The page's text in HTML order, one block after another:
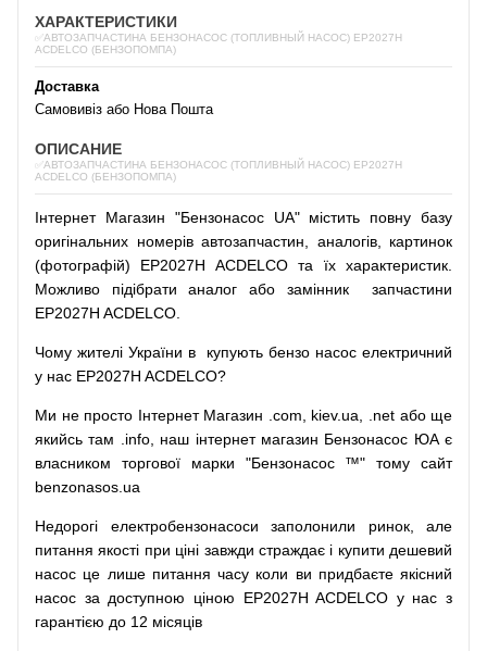
ХАРАКТЕРИСТИКИ
✅АВТОЗАПЧАСТИНА БЕНЗОНАСОС (ТОПЛИВНЫЙ НАСОС) EP2027H
ACDELCO (БЕНЗОПОМПА)
Доставка
Самовивіз або Нова Пошта
ОПИСАНИЕ
✅АВТОЗАПЧАСТИНА БЕНЗОНАСОС (ТОПЛИВНЫЙ НАСОС) EP2027H
ACDELCO (БЕНЗОПОМПА)
Інтернет Магазин "Бензонасос UA" містить повну базу
оригінальних номерів автозапчастин аналогів,
картинок
(фотографій) EP2027H ACDELCO та їх характеристик.
Можливо
підібрати аналог або замінникзапчастини
EP2027H ACDELCO.
Чому жителі України в купують бензо насос електричний
у нас EP2027H ACDELCO?
Ми не просто Інтернет Магазин .com kiev.ua .net або ще
якийсь там .info, наш інтернет магазин Бензонасос ЮА є
власником
торгової марки "Бензонасос ™" тому
сайт
benzonasos.ua
Недорогі електробензонасоси заполонили ринок,
але
питання якості при ціні завжди страждає і купити дешевий
насос це лише питання часу коли ви придбаєте якісний
насос за доступною ціною EP2027H ACDELCO у нас з
гарантією до 12 місяців